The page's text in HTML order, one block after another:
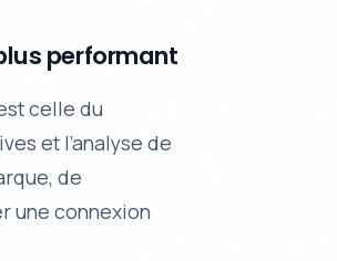
performant
celle du
et l’analyse de
de
une connexion